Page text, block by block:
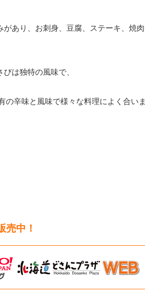
あり、お刺身、豆腐、ステーキ、焼肉
は独特の風味で、
の辛味と風味で様々な料理によく合いま
売中！